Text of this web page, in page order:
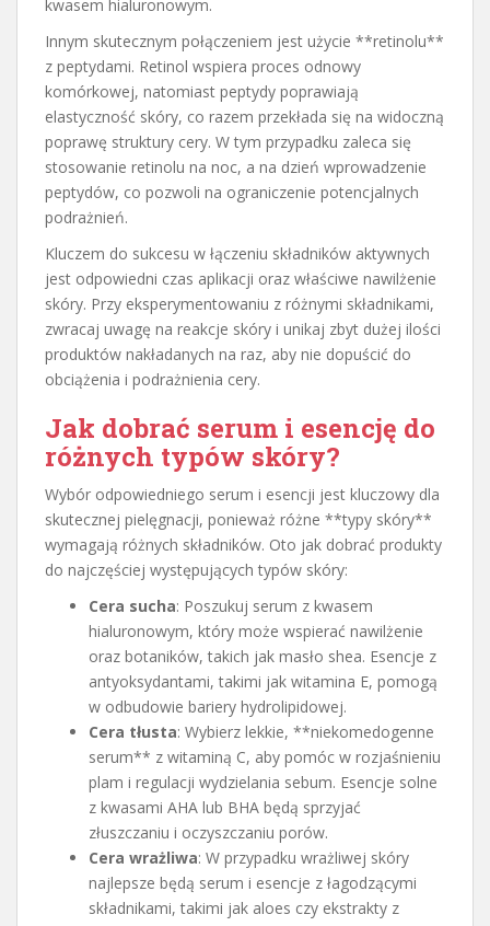
kwasem hialuronowym.
Innym skutecznym połączeniem jest użycie **retinolu**
z peptydami. Retinol wspiera proces odnowy
komórkowej, natomiast peptydy poprawiają
elastyczność skóry, co razem przekłada się na widoczną
poprawę struktury cery. W tym przypadku zaleca się
stosowanie retinolu na noc, a na dzień wprowadzenie
peptydów, co pozwoli na ograniczenie potencjalnych
podrażnień.
Kluczem do sukcesu w łączeniu składników aktywnych
jest odpowiedni czas aplikacji oraz właściwe nawilżenie
skóry. Przy eksperymentowaniu z różnymi składnikami,
zwracaj uwagę na reakcje skóry i unikaj zbyt dużej ilości
produktów nakładanych na raz, aby nie dopuścić do
obciążenia i podrażnienia cery.
Jak dobrać serum i esencję do
różnych typów skóry?
Wybór odpowiedniego serum i esencji jest kluczowy dla
skutecznej pielęgnacji, ponieważ różne **typy skóry**
wymagają różnych składników. Oto jak dobrać produkty
do najczęściej występujących typów skóry:
Cera sucha: Poszukuj serum z kwasem
hialuronowym, który może wspierać nawilżenie
oraz botaników, takich jak masło shea. Esencje z
antyoksydantami, takimi jak witamina E, pomogą
w odbudowie bariery hydrolipidowej.
Cera tłusta: Wybierz lekkie, **niekomedogenne
serum** z witaminą C, aby pomóc w rozjaśnieniu
plam i regulacji wydzielania sebum. Esencje solne
z kwasami AHA lub BHA będą sprzyjać
złuszczaniu i oczyszczaniu porów.
Cera wrażliwa: W przypadku wrażliwej skóry
najlepsze będą serum i esencje z łagodzącymi
składnikami, takimi jak aloes czy ekstrakty z